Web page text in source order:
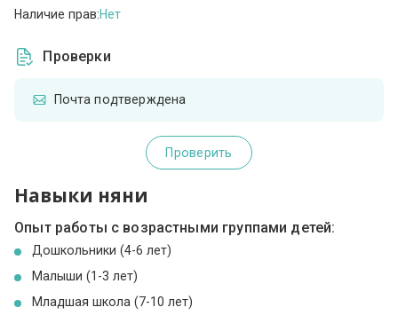
Наличие прав:Нет
Проверки
Почта подтверждена
Проверить
Навыки няни
Опыт работы с возрастными группами детей:
Дошкольники (4-6 лет)
Малыши (1-3 лет)
Младшая школа (7-10 лет)